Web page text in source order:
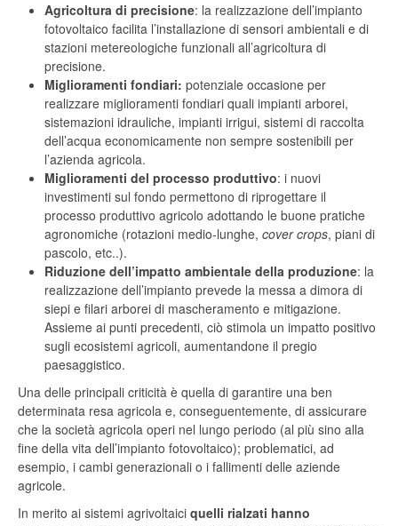
Agricoltura di precisione: la realizzazione dell’impianto
fotovoltaico facilita l’installazione di sensori ambientali e di
stazioni metereologiche funzionali all’agricoltura di
precisione.
Miglioramenti fondiari: potenziale occasione per
realizzare miglioramenti fondiari quali impianti arborei,
sistemazioni idrauliche, impianti irrigui, sistemi di raccolta
dell’acqua economicamente non sempre sostenibili per
l’azienda agricola.
Miglioramenti del processo produttivo: i nuovi
investimenti sul fondo permettono di riprogettare il
processo produttivo agricolo adottando le buone pratiche
agronomiche (rotazioni medio-lunghe, cover crops, piani di
pascolo, etc..).
Riduzione dell’impatto ambientale della produzione: la
realizzazione dell’impianto prevede la messa a dimora di
siepi e filari arborei di mascheramento e mitigazione.
Assieme ai punti precedenti, ciò stimola un impatto positivo
sugli ecosistemi agricoli, aumentandone il pregio
paesaggistico.
Una delle principali criticità è quella di garantire una ben
determinata resa agricola e, conseguentemente, di assicurare
che la società agricola operi nel lungo periodo (al più sino alla
fine della vita dell’impianto fotovoltaico); problematici, ad
esempio, i cambi generazionali o i fallimenti delle aziende
agricole.
In merito ai sistemi agrivoltaici quelli rialzati hanno